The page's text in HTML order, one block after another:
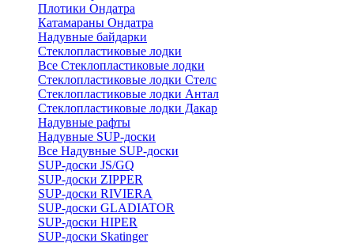
Плотики Ондатра
Катамараны Ондатра
Надувные байдарки
Стеклопластиковые лодки
Все Стеклопластиковые лодки
Стеклопластиковые лодки Стелс
Стеклопластиковые лодки Антал
Стеклопластиковые лодки Дакар
Надувные рафты
Надувные SUP-доски
Все Надувные SUP-доски
SUP-доски JS/GQ
SUP-доски ZIPPER
SUP-доски RIVIERA
SUP-доски GLADIATOR
SUP-доски HIPER
SUP-доски Skatinger